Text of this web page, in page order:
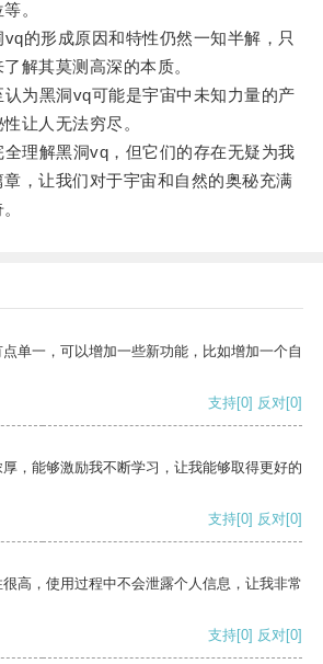
。
形成原因和特性仍然一知半解，只
解其莫测高深的本质。
黑洞vq可能是宇宙中未知力量的产
让人无法穷尽。
解黑洞vq，但它们的存在无疑为我
，让我们对于宇宙和自然的奥秘充满
单一，可以增加一些新功能，比如增加一个自
支持[0] 反对[0]
，能够激励我不断学习，让我能够取得更好的
支持[0] 反对[0]
高，使用过程中不会泄露个人信息，让我非常
支持[0] 反对[0]